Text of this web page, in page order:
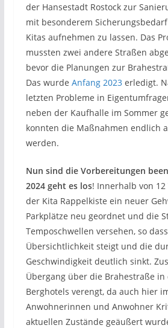
der Hansestadt Rostock zur
mit besonderem
Kitas aufnehmen zu lassen. Das
mussten zwei andere Straßen
bevor die Planungen zur
Das wurde Anfang 2023erledigt.
letzten Probleme in
neben der Kaufhalle im Sommer
konnten die Maßnahmen endlich
werden.
Nun sind die Vorbereitungen
2024 geht es los! Innerhalb von
der Kita Rappelkiste ein neuer
Parkplätze neu geordnet und die
Temposchwellen versehen, so
Übersichtlichkeit steigt und die
Geschwindigkeit deutlich sinkt.
Übergang über die Brahestraße in
Berghotels verengt, da auch hier
Anwohnerinnen und Anwohner
aktuellen Zustände geäußert